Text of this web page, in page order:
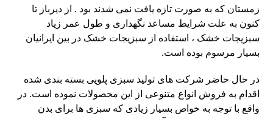
زمستان که به صورت تازه یافت نمی شدند بود . از دیرباز تا
کنون به علت شرایط مساعد نگهداری و طول عمر زیاد
سبزیجات خشک ، استفاده از سبزیجات خشک در بین ایرانیان
بسیار مرسوم بوده است.
در حال حاضر شرکت های تولید سبزی پلویی بسته بندی شده
اقدام به فروش انواع متنوعی از این محصولات نموده است. در
واقع با توجه به خواص بسیار زیادی که سبزی ها برای بدن